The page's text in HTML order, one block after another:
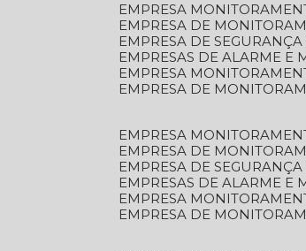
EMPRESA
EMPRESA DE
EMPRESA DE
EMPRESAS DE ALARME
EMPRESA
EMPRESA DE
EMPRESA
EMPRESA DE
EMPRESA DE
EMPRESAS DE ALARME
EMPRESA
EMPRESA DE